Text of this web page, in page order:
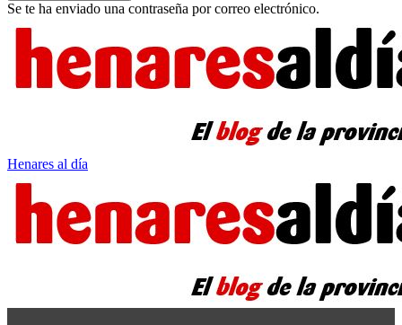
Se te ha enviado una contraseña por correo electrónico.
Henares al día